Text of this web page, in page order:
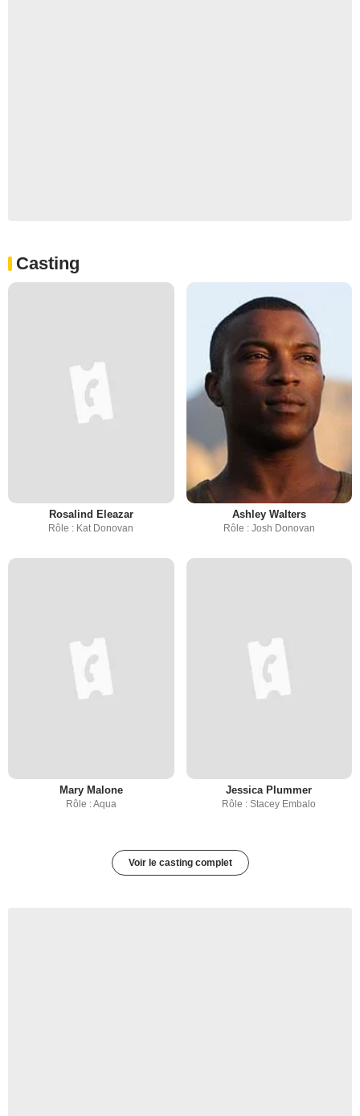
Casting
Rosalind Eleazar
Rôle : Kat Donovan
Ashley Walters
Rôle : Josh Donovan
Mary Malone
Rôle : Aqua
Jessica Plummer
Rôle : Stacey Embalo
Voir le casting complet